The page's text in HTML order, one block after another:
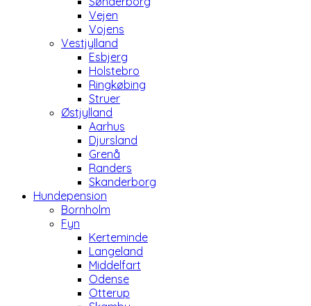
Vejen
Vojens
Vestjylland
Esbjerg
Holstebro
Ringkøbing
Struer
Østjylland
Aarhus
Djursland
Grenå
Randers
Skanderborg
Hundepension
Bornholm
Fyn
Kerteminde
Langeland
Middelfart
Odense
Otterup